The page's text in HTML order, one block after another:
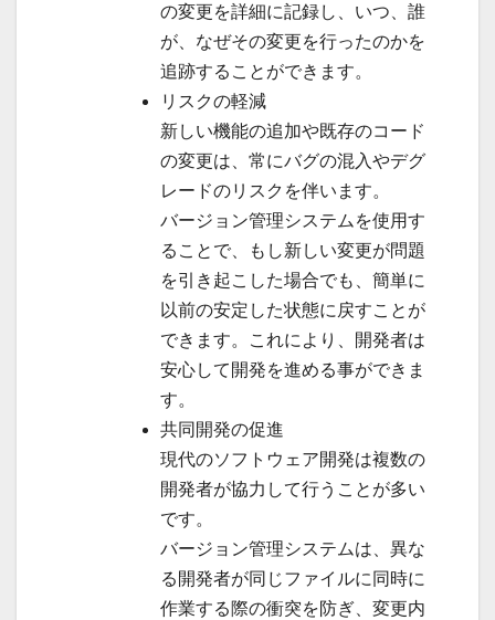
の変更を詳細に記録し、いつ、誰
が、なぜその変更を行ったのかを
追跡することができます。
リスクの軽減
新しい機能の追加や既存のコード
の変更は、常にバグの混入やデグ
レードのリスクを伴います。
バージョン管理システムを使用す
ることで、もし新しい変更が問題
を引き起こした場合でも、簡単に
以前の安定した状態に戻すことが
できます。これにより、開発者は
安心して開発を進める事ができま
す。
共同開発の促進
現代のソフトウェア開発は複数の
開発者が協力して行うことが多い
です。
バージョン管理システムは、異な
る開発者が同じファイルに同時に
作業する際の衝突を防ぎ、変更内